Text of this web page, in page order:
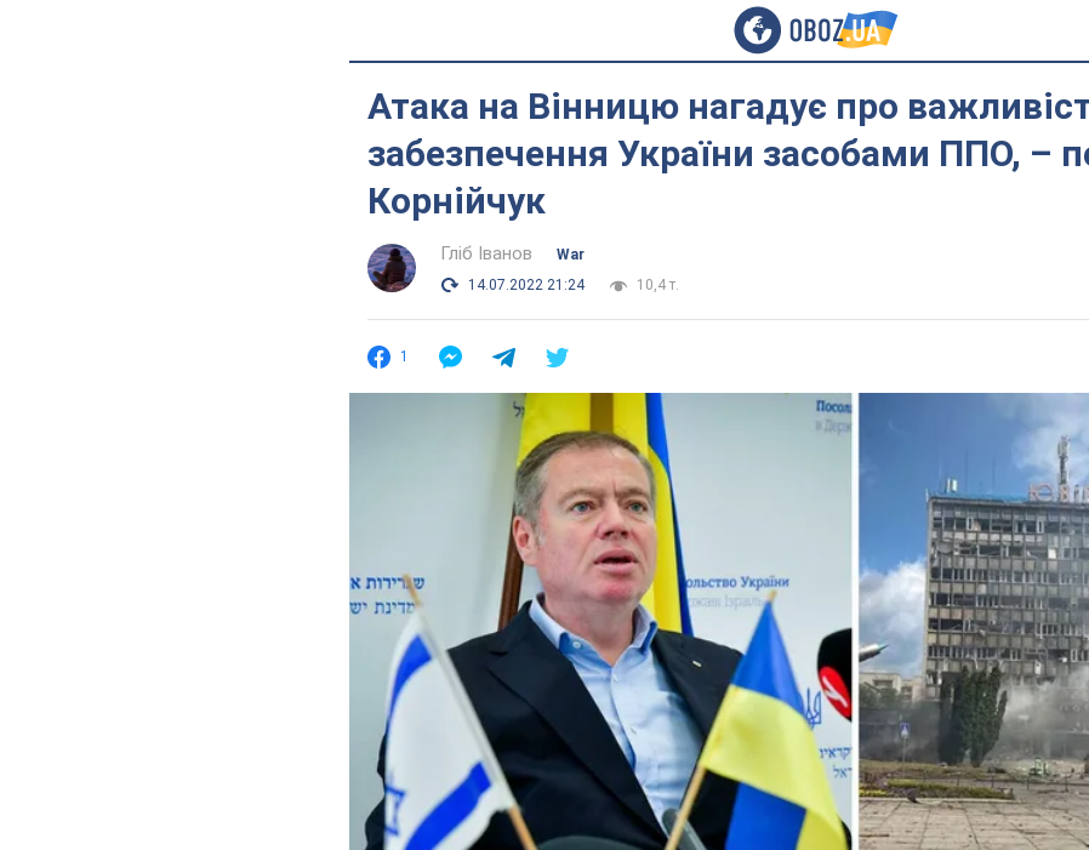
Атака на Вінницю нагадує про
забезпечення України засобами ППО, –
Корнійчук
Гліб Іванов
War
14.07.2022 21:24
10,4 т.
1